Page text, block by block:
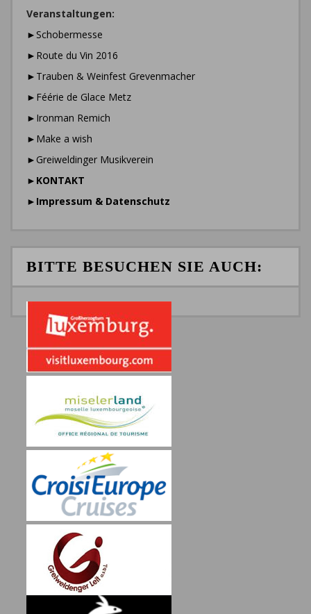
Veranstaltungen:
►Schobermesse
►Route du Vin 2016
►Trauben & Weinfest Grevenmacher
►Féérie de Glace Metz
►Ironman Remich
►Make a wish
►Greiweldinger Musikverein
► KONTAKT
► Impressum & Datenschutz
BITTE BESUCHEN SIE AUCH: